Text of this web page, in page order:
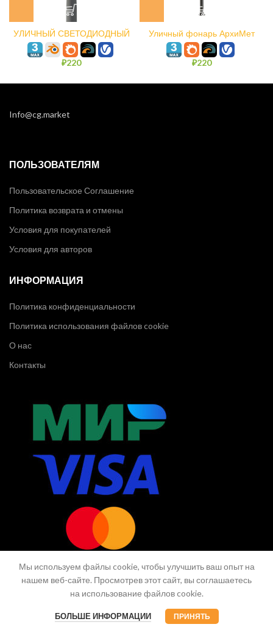
УЛИЧНЫЙ СВЕТОДИОДНЫЙ
СВЕТИЛЬНИК ИСТРА
₽220
Уличный фонарь АрхиМет
V23
₽220
Info@cg.market
ПОЛЬЗОВАТЕЛЯМ
Пользовательское Соглашение
Политика возврата и отмены
Условия для покупателей
Условия для авторов
ИНФОРМАЦИЯ
Политика конфиденциальности
Политика использования файлов cookie
О нас
Контакты
© CG.Market
Мы используем файлы cookie, чтобы улучшить ваш опыт на
нашем веб-сайте. Просмотрев этот сайт, вы соглашаетесь
на использование файлов cookie.
БОЛЬШЕ ИНФОРМАЦИИ ПРИНЯТЬ